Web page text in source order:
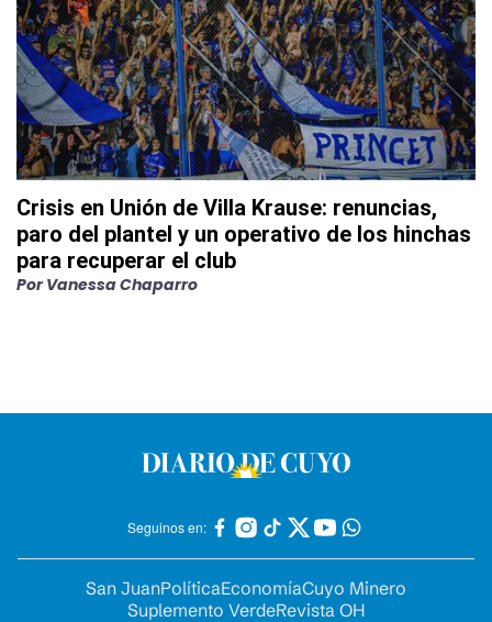
Crisis en Unión de Villa Krause: renuncias,
paro del plantel y un operativo de los hinchas
para recuperar el club
Por Vanessa Chaparro
Seguinos en:
San JuanPolíticaEconomíaCuyo Minero
Suplemento VerdeRevista OH